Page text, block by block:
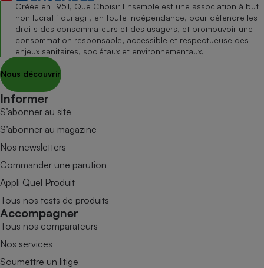
Créée en 1951, Que Choisir Ensemble est une association à but
non lucratif qui agit, en toute indépendance, pour défendre les
droits des consommateurs et des usagers, et promouvoir une
consommation responsable, accessible et respectueuse des
enjeux sanitaires, sociétaux et environnementaux.
Nous découvrir
Informer
S’abonner au site
S’abonner au magazine
Nos newsletters
Commander une parution
Appli Quel Produit
Tous nos tests de produits
Accompagner
Tous nos comparateurs
Nos services
Soumettre un litige